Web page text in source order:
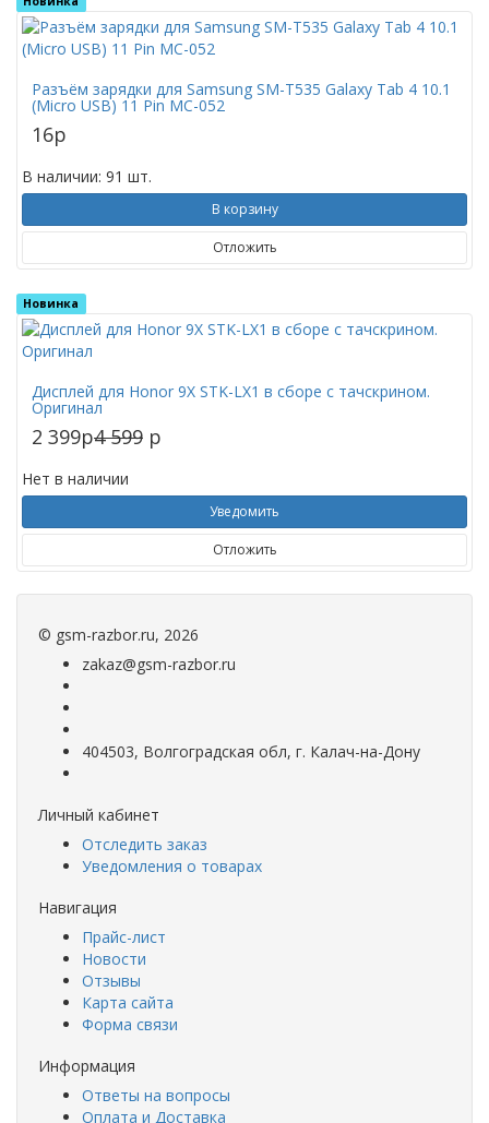
Разъём зарядки для Samsung SM-T535 Galaxy Tab 4 10.1
(Micro USB) 11 Pin MC-052
16p
В наличии: 91 шт.
В корзину
Отложить
Новинка
Дисплей для Honor 9X STK-LX1 в сборе с тачскрином.
Оригинал
2 399p4 599 p
Нет в наличии
Уведомить
Отложить
© gsm-razbor.ru, 2026
zakaz@gsm-razbor.ru
404503, Волгоградская обл, г. Калач-на-Дону
Личный кабинет
Отследить заказ
Уведомления о товарах
Навигация
Прайс-лист
Новости
Отзывы
Карта сайта
Форма связи
Информация
Ответы на вопросы
Оплата и Доставка